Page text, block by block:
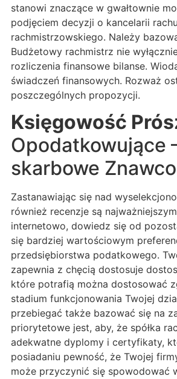
stanowi znaczące w gwałtownie
podjęciem decyzji o kancelarii
rachmistrzowskiego. Należy
Budżetowy rachmistrz nie
rozliczenia finansowe bilanse.
świadczeń finansowych. Rozważ
poszczególnych propozycji.
Księgowość
Opodatkowujące
skarbowe
Zastanawiając się nad
również recenzje są
internetowo, dowiedz się od
się bardziej wartościowym
przedsiębiorstwa podatkowego.
zapewnia z chęcią dostosuje
które potrafią można dostosować
stadium funkcjonowania Twojej
przebiegać także bazować się na
priorytetowe jest, aby, że spółka
adekwatne dyplomy i certyfikaty,
posiadaniu pewność, że Twojej
może przyczynić się spowodować